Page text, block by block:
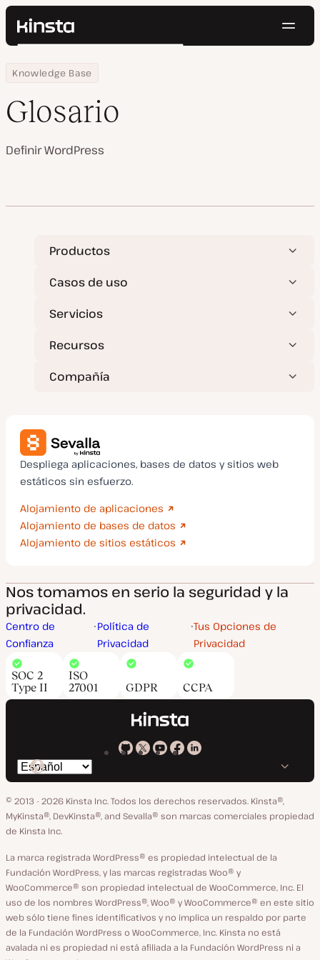
Kinsta®
Soluciones
Recursos
Buscar
Iniciar Sesión
Home
Centro de Recursos
Knowledge Base
Glosario
Glosario
Definir WordPress
Productos
Casos de uso
Servicios
Recursos
Compañía
Despliega aplicaciones, bases de datos y sitios web
estáticos sin esfuerzo.
Alojamiento de aplicaciones
Alojamiento de bases de datos
Alojamiento de sitios estáticos
Nos tomamos en serio la seguridad y la
privacidad.
Centro de
Confianza
Política de
Privacidad
Tus Opciones de
Privacidad
SOC 2
Type II
ISO
27001
GDPR CCPA
Kinsta
GitHub
Kinsta
X
Kinsta
YouTube
Kinsta
Facebook
Kinsta
LinkedIn
Cambiar
idioma
© 2013 - 2026 Kinsta Inc. Todos los derechos reservados. Kinsta®,
MyKinsta®, DevKinsta®, and Sevalla® son marcas comerciales propiedad
de Kinsta Inc.
La marca registrada WordPress® es propiedad intelectual de la
Fundación WordPress, y las marcas registradas Woo® y
WooCommerce® son propiedad intelectual de WooCommerce, Inc. El
uso de los nombres WordPress®, Woo® y WooCommerce® en este sitio
web sólo tiene fines identificativos y no implica un respaldo por parte
de la Fundación WordPress o WooCommerce, Inc. Kinsta no está
avalada ni es propiedad ni está afiliada a la Fundación WordPress ni a